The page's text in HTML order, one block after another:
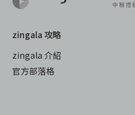
zingala 攻略
zingala 介紹
官方部落格